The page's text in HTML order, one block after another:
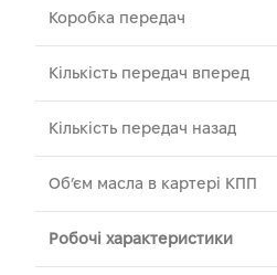
Коробка передач
Кількість передач вперед
Кількість передач назад
Об’єм масла в картері КПП
Робочі характеристики